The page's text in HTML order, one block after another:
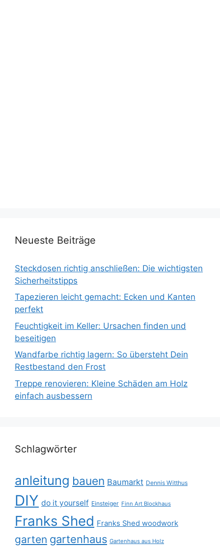
Neueste Beiträge
Steckdosen richtig anschließen: Die wichtigsten
Sicherheitstipps
Tapezieren leicht gemacht: Ecken und Kanten
perfekt
Feuchtigkeit im Keller: Ursachen finden und
beseitigen
Wandfarbe richtig lagern: So übersteht Dein
Restbestand den Frost
Treppe renovieren: Kleine Schäden am Holz
einfach ausbessern
Schlagwörter
anleitung bauen Baumarkt Dennis Witthus
DIY do it yourself Einsteiger Finn Art Blockhaus
Franks Shed Franks Shed woodwork
garten gartenhaus Gartenhaus aus Holz